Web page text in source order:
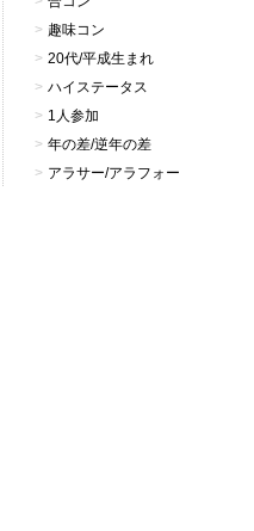
趣味コン
20代/平成生まれ
ハイステータス
1人参加
年の差/逆年の差
アラサー/アラフォー